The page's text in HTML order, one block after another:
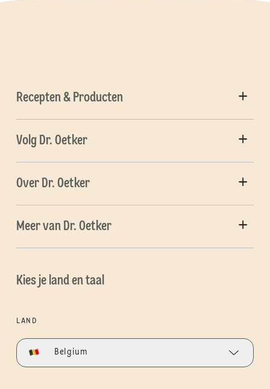
Recepten & Producten
Volg Dr. Oetker
Over Dr. Oetker
Meer van Dr. Oetker
Kies je land en taal
LAND
Belgium